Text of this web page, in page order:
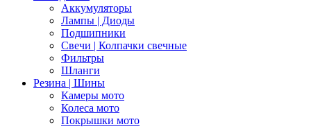
Аккумуляторы
Лампы | Диоды
Подшипники
Свечи | Колпачки свечные
Фильтры
Шланги
Резина | Шины
Камеры мото
Колеса мото
Покрышки мото